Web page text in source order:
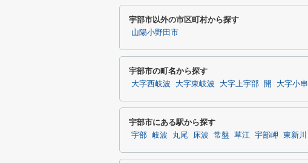
宇部市以外の市区町村から探す
山陽小野田市
宇部市の町名から探す
大字西岐波 大字東岐波 大字上宇部 開 大字小串
宇部市にある駅から探す
宇部 岐波 丸尾 床波 常盤 草江 宇部岬 東新川